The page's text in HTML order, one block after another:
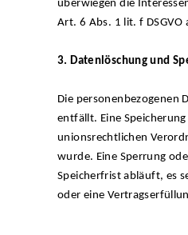
Art. 6 Abs. 1 lit. f
3. Datenlöschung und
Die personenbezogenen
entfällt. Eine
unionsrechtlichen
wurde. Eine Sperrung
Speicherfrist abläuft, es
oder eine